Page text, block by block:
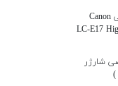
معرفی، نقد و بررسی اجمالی Canon
LC-E17
شارژر